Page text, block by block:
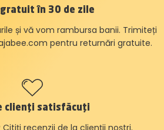
gratuit în 30 de zile
și vă vom rambursa banii. Trimiteți
pentru returnări gratuite.
clienți satisfăcuți
recenzii de la clienții noștri.